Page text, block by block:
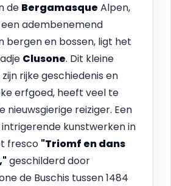
de Bergamasque Alpen,
adembenemend
bergen en bossen, ligt het
Clusone. Dit kleine
rijke geschiedenis en
erfgoed, heeft veel te
nieuwsgierige reiziger. Een
kunstwerken in
fresco "Triomf en dans
geschilderd door
de Buschis tussen 1484